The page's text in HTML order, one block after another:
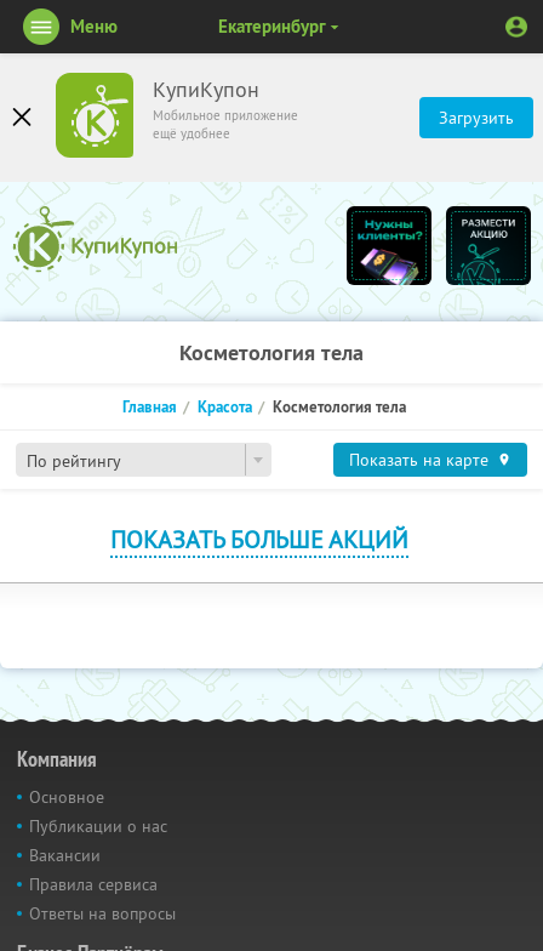
КупиКупон
Мобильное приложение
ещё удобнее
Загрузить
Меню Екатеринбург
Косметология тела
По рейтингу
Главная Красота Косметология тела
Показать на карте
ПОКАЗАТЬ БОЛЬШЕ АКЦИЙ
Компания
Основное
Публикации о нас
Вакансии
Правила сервиса
Ответы на вопросы